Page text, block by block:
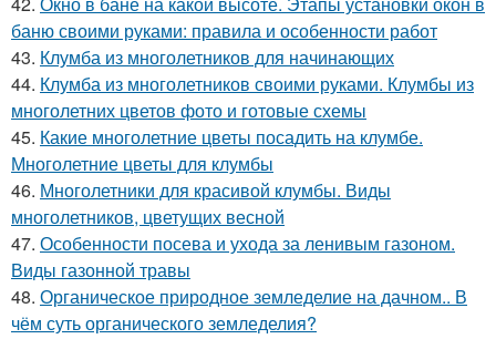
баню своими руками: правила и особенности работ
43. Клумба из многолетников для начинающих
44. Клумба из многолетников своими руками. Клумбы из
многолетних цветов фото и готовые схемы
45. Какие многолетние цветы посадить на клумбе.
Многолетние цветы для клумбы
46. Многолетники для красивой клумбы. Виды
многолетников, цветущих весной
47. Особенности посева и ухода за ленивым газоном.
Виды газонной травы
48. Органическое природное земледелие на дачном.. В
чём суть органического земледелия?